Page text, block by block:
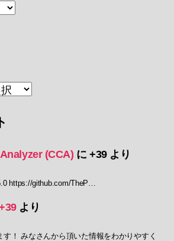
(CCA) に+39より
https://github.com/TheP…
より
！ みなさんから頂いた情報をわかりやすく